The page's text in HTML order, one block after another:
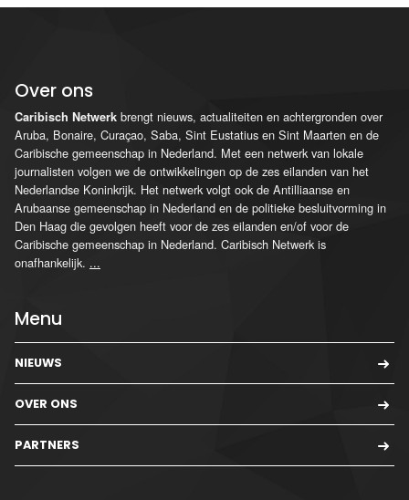
Over ons
Caribisch Netwerk brengt nieuws, actualiteiten en achtergronden over
Aruba, Bonaire, Curaçao, Saba, Sint Eustatius en Sint Maarten en de
Caribische gemeenschap in Nederland. Met een netwerk van lokale
journalisten volgen we de ontwikkelingen op de zes eilanden van het
Nederlandse Koninkrijk. Het netwerk volgt ook de Antilliaanse en
Arubaanse gemeenschap in Nederland en de politieke besluitvorming in
Den Haag die gevolgen heeft voor de zes eilanden en/of voor de
Caribische gemeenschap in Nederland. Caribisch Netwerk is
onafhankelijk. ...
Menu
NIEUWS
OVER ONS
PARTNERS